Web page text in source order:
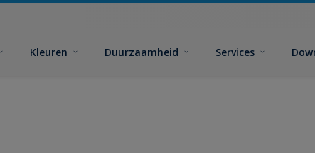
Kleuren Duurzaamheid Services